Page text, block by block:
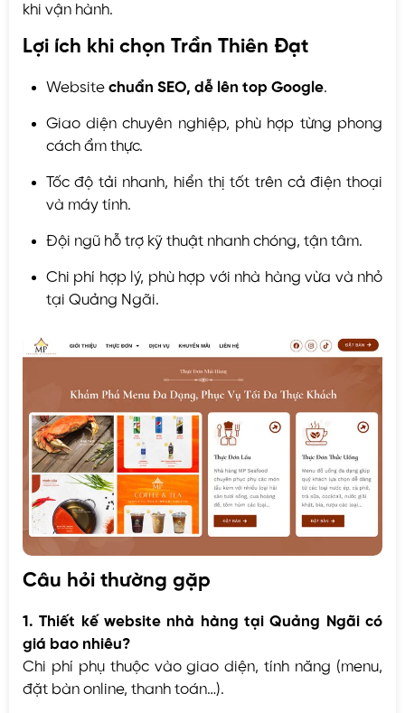
khi vận hành.
Lợi ích khi chọn Trần Thiên Đạt
Website chuẩn SEO, dễ lên top Google.
Giao diện chuyên nghiệp, phù hợp từng phong
cách ẩm thực.
Tốc độ tải nhanh, hiển thị tốt trên cả điện thoại
và máy tính.
Đội ngũ hỗ trợ kỹ thuật nhanh chóng, tận tâm.
Chi phí hợp lý, phù hợp với nhà hàng vừa và nhỏ
tại Quảng Ngãi.
Câu hỏi thường gặp
1. Thiết kế website nhà hàng tại Quảng Ngãi có
giá bao nhiêu?
Chi phí phụ thuộc vào giao diện, tính năng (menu,
đặt bàn online, thanh toán…).